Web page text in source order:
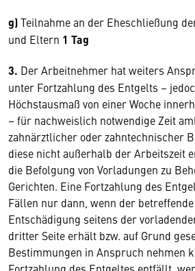
g)Teilnahme an der Eheschließung
und Eltern 1 Tag
3. Der Arbeitnehmer hat weiters
unter Fortzahlung des Entgelts –
Höchstausmaß von einer Woche
– für nachweislich notwendige Zeit
zahnärztlicher oder zahntechnischer
diese nicht außerhalb der Arbeitszeit
die Befolgung von Vorladungen zu
Gerichten. Eine Fortzahlung des
Fällen nur dann, wenn der
Entschädigung seitens der
dritter Seite erhält bzw. auf Grund
Bestimmungen in Anspruch nehmen